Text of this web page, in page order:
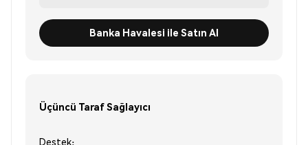
Banka Havalesi ile Satın Al
Üçüncü Taraf Sağlayıcı
Destek: